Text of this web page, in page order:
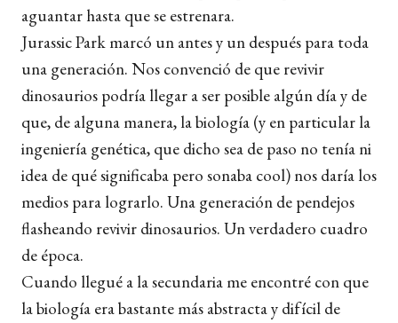
aguantar hasta que se estrenara.
Jurassic Park marcó un antes y un después para toda
una generación. Nos convenció de que revivir
dinosaurios podría llegar a ser posible algún día y de
que, de alguna manera, la biología (y en particular la
ingeniería genética, que dicho sea de paso no tenía ni
idea de qué significaba pero sonaba cool) nos daría los
medios para lograrlo. Una generación de pendejos
flasheando revivir dinosaurios. Un verdadero cuadro
de época.
Cuando llegué a la secundaria me encontré con que
la biología era bastante más abstracta y difícil de